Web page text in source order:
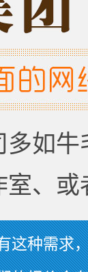
多如
、或
这种需求